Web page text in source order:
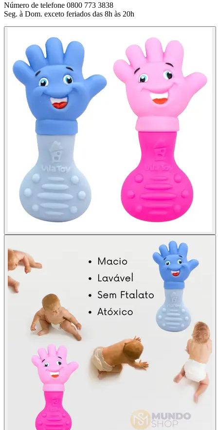
Número de telefone 0800 773 3838
Seg. à Dom. exceto feriados das 8h às 20h